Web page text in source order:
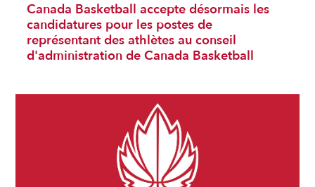
Canada Basketball accepte désormais les
candidatures pour les postes de
représentant des athlètes au conseil
d'administration de Canada Basketball